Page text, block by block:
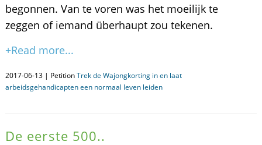
begonnen. Van te voren was het moeilijk te
zeggen of iemand überhaupt zou tekenen.
+Read more...
2017-06-13 | PetitionTrek de Wajongkorting in en laat
arbeidsgehandicapten een normaal leven leiden
De eerste 500..